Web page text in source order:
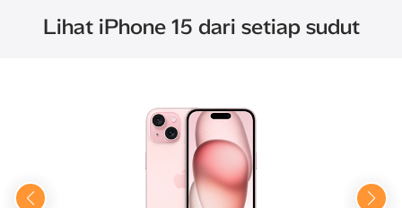
Lihat iPhone 15 dari setiap sudut